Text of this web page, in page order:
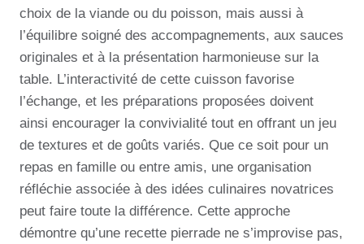
choix de la viande ou du poisson, mais aussi à
l’équilibre soigné des accompagnements, aux sauces
originales et à la présentation harmonieuse sur la
table. L’interactivité de cette cuisson favorise
l’échange, et les préparations proposées doivent
ainsi encourager la convivialité tout en offrant un jeu
de textures et de goûts variés. Que ce soit pour un
repas en famille ou entre amis, une organisation
réfléchie associée à des idées culinaires novatrices
peut faire toute la différence. Cette approche
démontre qu’une recette pierrade ne s’improvise pas,